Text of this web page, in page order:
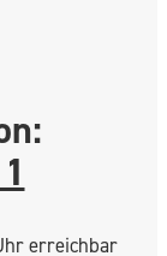
erreichbar